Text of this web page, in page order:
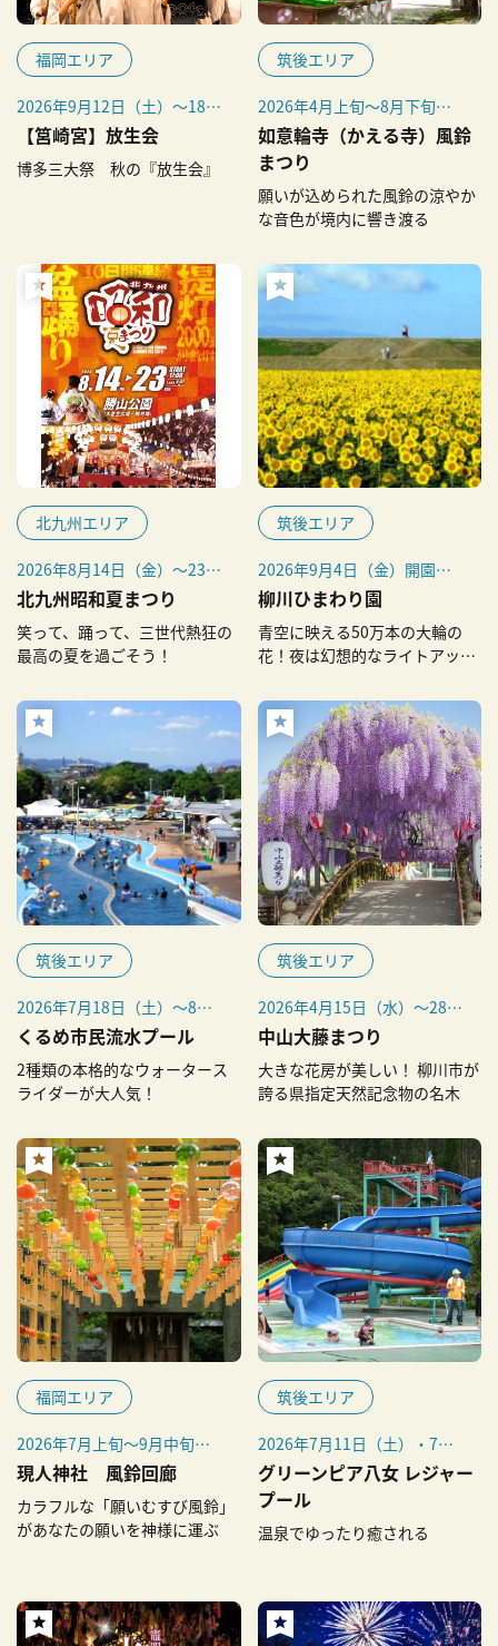
福岡エリア
2026年9月12日（土）～18日
（金）
※毎年9月12日～18日
【筥崎宮】放生会
博多三大祭 秋の『放生会』
筑後エリア
2026年4月上旬～8月下旬
（予定）
如意輪寺（かえる寺）風鈴
まつり
願いが込められた風鈴の涼やか
な音色が境内に響き渡る
北九州エリア
2026年8月14日（金）～23日
（日）
北九州昭和夏まつり
笑って、踊って、三世代熱狂の
最高の夏を過ごそう！
筑後エリア
2026年9月4日（金）開園予
定
柳川ひまわり園
青空に映える50万本の大輪の
花！夜は幻想的なライトアップ
筑後エリア
2026年7月18日（土）～8月
23日（日）、8月29日
（土）・30日（日）
※ 雷や大雨などの悪天候時
は、お客様の安全確保のため
場する場合があります。
くるめ市民流水プール
2種類の本格的なウォータース
ライダーが大人気！
筑後エリア
2026年4月15日（水）～28日
（火）
※開花状況によって期間が変
更になる場合があります。変
更になった場合は柳川市公式
中山大藤まつり
大きな花房が美しい！ 柳川市が
誇る県指定天然記念物の名木
福岡エリア
2026年7月上旬～9月中旬
（予定）
現人神社 風鈴回廊
カラフルな「願いむすび風鈴」
があなたの願いを神様に運ぶ
筑後エリア
2026年7月11日（土）・7月
12日（日）、7月18日（土）
～8月30日（日）
グリーンピア八女 レジャー
プール
温泉でゆったり癒される